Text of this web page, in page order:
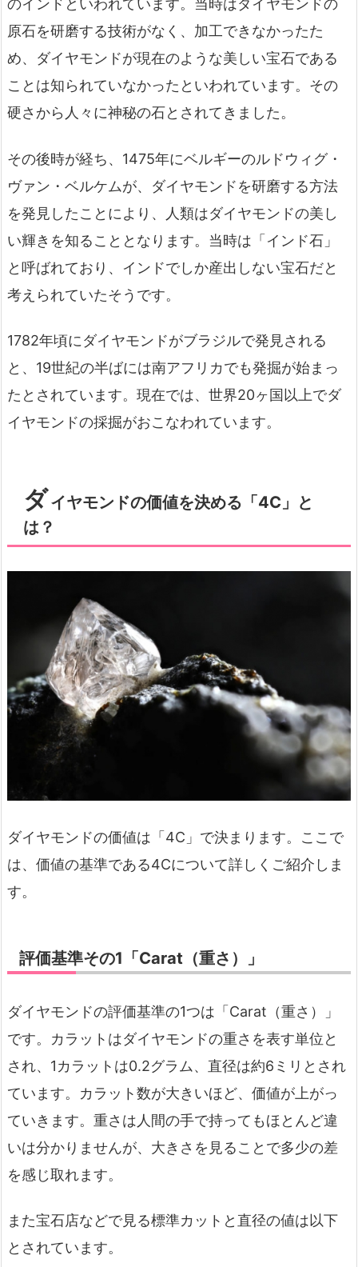
のインドといわれています。当時はダイヤモンドの
原石を研磨する技術がなく、加工できなかったた
め、ダイヤモンドが現在のような美しい宝石である
ことは知られていなかったといわれています。その
硬さから人々に神秘の石とされてきました。
その後時が経ち、1475年にベルギーのルドウィグ・
ヴァン・ベルケムが、ダイヤモンドを研磨する方法
を発見したことにより、人類はダイヤモンドの美し
い輝きを知ることとなります。当時は「インド石」
と呼ばれており、インドでしか産出しない宝石だと
考えられていたそうです。
1782年頃にダイヤモンドがブラジルで発見される
と、19世紀の半ばには南アフリカでも発掘が始まっ
たとされています。現在では、世界20ヶ国以上でダ
イヤモンドの採掘がおこなわれています。
ダイヤモンドの価値を決める「4C」と
は？
ダイヤモンドの価値は「4C」で決まります。ここで
は、価値の基準である4Cについて詳しくご紹介しま
す。
評価基準その1「Carat（重さ）」
ダイヤモンドの評価基準の1つは「Carat（重さ）」
です。カラットはダイヤモンドの重さを表す単位と
され、1カラットは0.2グラム、直径は約6ミリとされ
ています。カラット数が大きいほど、価値が上がっ
ていきます。重さは人間の手で持ってもほとんど違
いは分かりませんが、大きさを見ることで多少の差
を感じ取れます。
また宝石店などで見る標準カットと直径の値は以下
とされています。